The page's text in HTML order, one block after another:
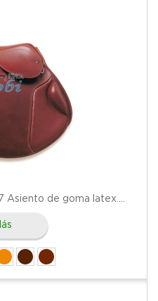
Asiento de goma latex....